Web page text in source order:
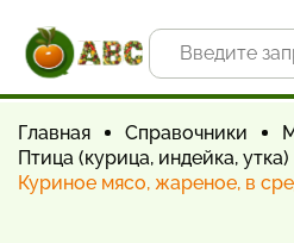
Главная Справочники
Птица (курица, индейка, утка)
Куриное мясо, жареное, в